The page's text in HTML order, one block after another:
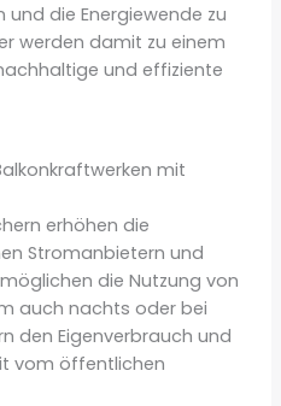
die Energiewende zu
werden damit zu einem
und effiziente
mit
erhöhen die
Stromanbietern und
die Nutzung von
auch nachts oder bei
den Eigenverbrauch und
vom öffentlichen